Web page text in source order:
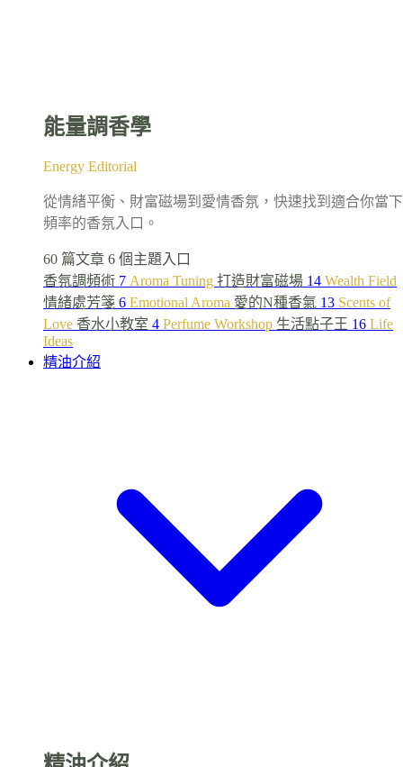
能量調香學
Energy Editorial
從情緒平衡、財富磁場到愛情香氛，快速找到適合你當下
頻率的香氛入口。
60 篇文章 6 個主題入口
香氛調頻術 7 Aroma Tuning 打造財富磁場 14 Wealth Field
情緒處芳箋 6 Emotional Aroma 愛的N種香氣 13 Scents of
Love 香水小教室 4 Perfume Workshop 生活點子王 16 Life
Ideas
精油介紹